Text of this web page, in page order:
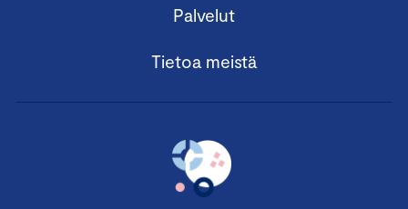
Palvelut
Tietoa meistä